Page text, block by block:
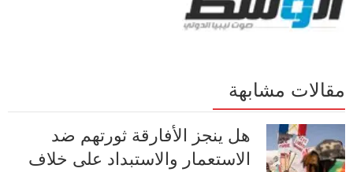
مقالات مشابهة
هل ينجز الأفارقة ثورتهم ضد
الاستعمار والاستبداد على خلاف